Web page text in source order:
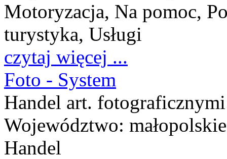
Motoryzacja, Na pomoc,
turystyka, Usługi
czytaj więcej ...
Foto - System
Handel art.
Województwo: małopolskie
Handel